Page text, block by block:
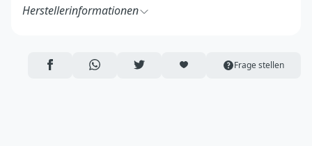
Herstellerinformationen
53547 Breitscheid
Deutschland
AUF FACEBOOK TEILEN
ÜBER WHATSAPP TEILEN
AUF TWITTER TEILENARTIKEL AUF DIE MERKLISTE
Frage stellen